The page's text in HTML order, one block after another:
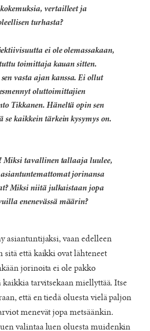
vertailleet ja
turhasta?
ei ole olemassakaan,
toimittaja kauan sitten.
vasta ajan kanssa. Ei ollut
oluttoimittajien
Tikkanen. Häneltä opin sen
se kaikkein tärkein kysymys on.
Miksi tavallinen tallaaja luulee,
asiantuntemattomat jorinansa
Miksi niitä julkaistaan jopa
enenevässä määrin?
asiantuntijaksi, vaan edelleen
sitä että kaikki ovat lähteneet
jorinoita ei ole pakko
tarvitsekaan miellyttää. Itse
että en tiedä oluesta vielä paljon
menevät jopa metsäänkin.
valintaa luen oluesta muidenkin